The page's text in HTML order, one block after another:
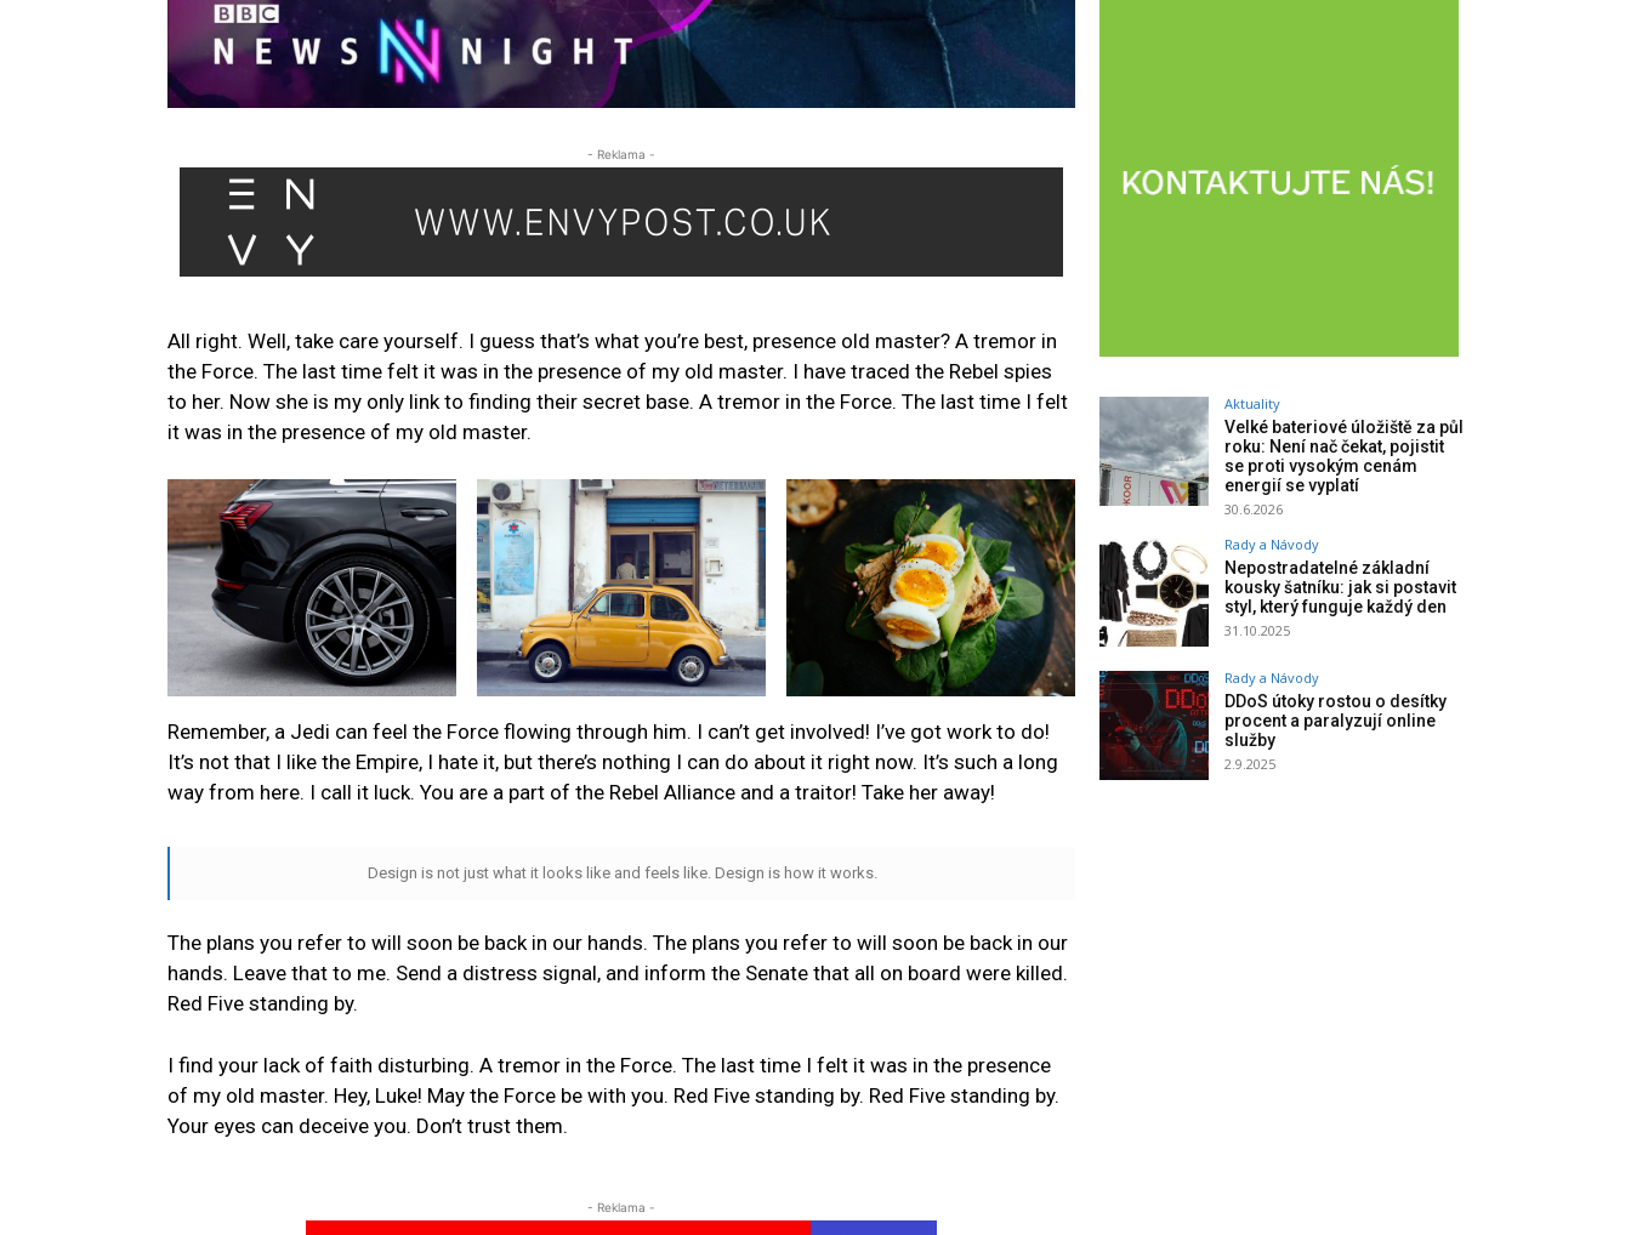
- Reklama -
All right. Well, take care yourself. I guess that’s what you’re best, presence old master? A tremor in
the Force. The last time felt it was in the presence of my old master. I have traced the Rebel spies
to her. Now she is my only link to finding their secret base. A tremor in the Force. The last time I felt
it was in the presence of my old master.
Remember, a Jedi can feel the Force flowing through him. I can’t get involved! I’ve got work to do!
It’s not that I like the Empire, I hate it, but there’s nothing I can do about it right now. It’s such a long
way from here. I call it luck. You are a part of the Rebel Alliance and a traitor! Take her away!
Design is not just what it looks like and feels like. Design is how it works.
The plans you refer to will soon be back in our hands. The plans you refer to will soon be back in our
hands. Leave that to me. Send a distress signal, and inform the Senate that all on board were killed.
Red Five standing by.
I find your lack of faith disturbing. A tremor in the Force. The last time I felt it was in the presence
of my old master. Hey, Luke! May the Force be with you. Red Five standing by. Red Five standing by.
Your eyes can deceive you. Don’t trust them.
- Reklama -
Aktuality
Velké bateriové úložiště za půl
roku: Není nač čekat, pojistit
se proti vysokým cenám
energií se vyplatí
30.6.2026
Rady a Návody
Nepostradatelné základní
kousky šatníku: jak si postavit
styl, který funguje každý den
31.10.2025
Rady a Návody
DDoS útoky rostou o desítky
procent a paralyzují online
služby
2.9.2025